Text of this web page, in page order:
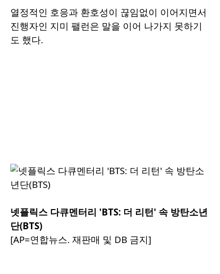
열정적인 호응과 환호성이 끊임없이 이어지면서
진행자인 지미 팰런은 말을 이어 나가지 못하기
도 했다.
넷플릭스 다큐멘터리 'BTS: 더 리턴' 속 방탄소년
단(BTS)
[AP=연합뉴스. 재판매 및 DB 금지]